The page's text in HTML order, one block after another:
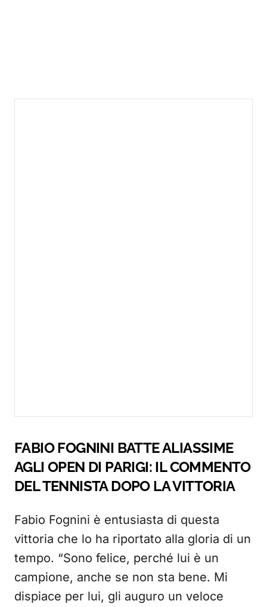
FABIO FOGNINI BATTE ALIASSIME
AGLI OPEN DI PARIGI: IL COMMENTO
DEL TENNISTA DOPO LA VITTORIA
Fabio Fognini è entusiasta di questa
vittoria che lo ha riportato alla gloria di un
tempo. “Sono felice, perché lui è un
campione, anche se non sta bene. Mi
dispiace per lui, gli auguro un veloce